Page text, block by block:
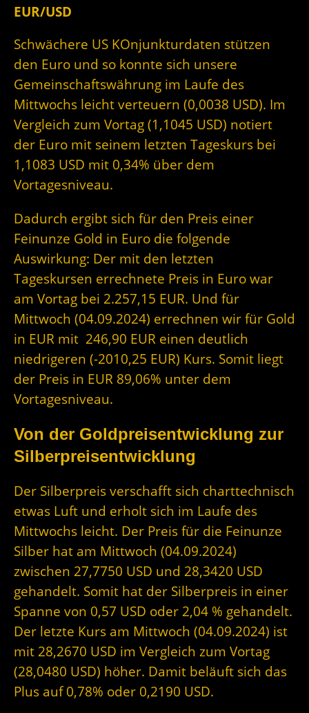
EUR/USD
Schwächere US KOnjunkturdaten stützen
den Euro und so konnte sich unsere
Gemeinschaftswährung im Laufe des
Mittwochs leicht verteuern (0,0038 USD). Im
Vergleich zum Vortag (1,1045 USD) notiert
der Euro mit seinem letzten Tageskurs bei
1,1083 USD mit 0,34% über dem
Vortagesniveau.
Dadurch ergibt sich für den Preis einer
Feinunze Gold in Euro die folgende
Auswirkung: Der mit den letzten
Tageskursen errechnete Preis in Euro war
am Vortag bei 2.257,15 EUR. Und für
Mittwoch (04.09.2024) errechnen wir für Gold
in EUR mit 246,90 EUR einen deutlich
niedrigeren (-2010,25 EUR) Kurs. Somit liegt
der Preis in EUR 89,06% unter dem
Vortagesniveau.
Von der Goldpreisentwicklung zur
Silberpreisentwicklung
Der Silberpreis verschafft sich charttechnisch
etwas Luft und erholt sich im Laufe des
Mittwochs leicht. Der Preis für die Feinunze
Silber hat am Mittwoch (04.09.2024)
zwischen 27,7750 USD und 28,3420 USD
gehandelt. Somit hat der Silberpreis in einer
Spanne von 0,57 USD oder 2,04 % gehandelt.
Der letzte Kurs am Mittwoch (04.09.2024) ist
mit 28,2670 USD im Vergleich zum Vortag
(28,0480 USD) höher. Damit beläuft sich das
Plus auf 0,78% oder 0,2190 USD.